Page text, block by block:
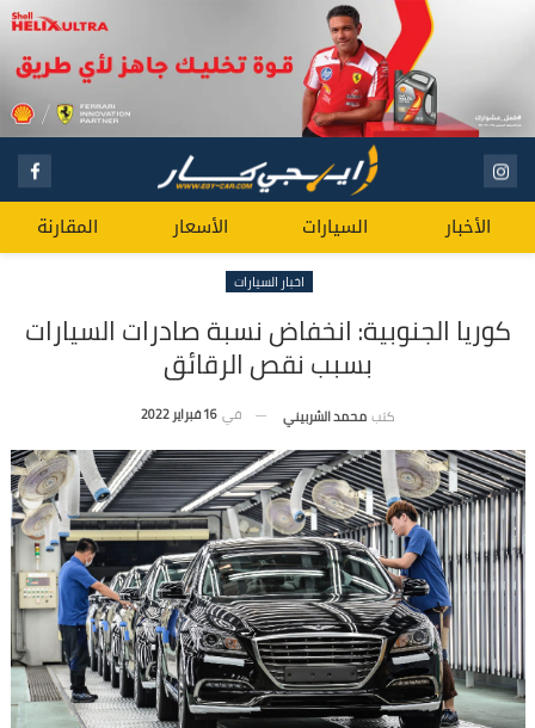
الأخبار السيارات الأسعار المقارنة
اخبار السيارات
كوريا الجنوبية: انخفاض نسبة صادرات السيارات
بسبب نقص الرقائق
كتب محمد الشربيني في 16 فبراير 2022